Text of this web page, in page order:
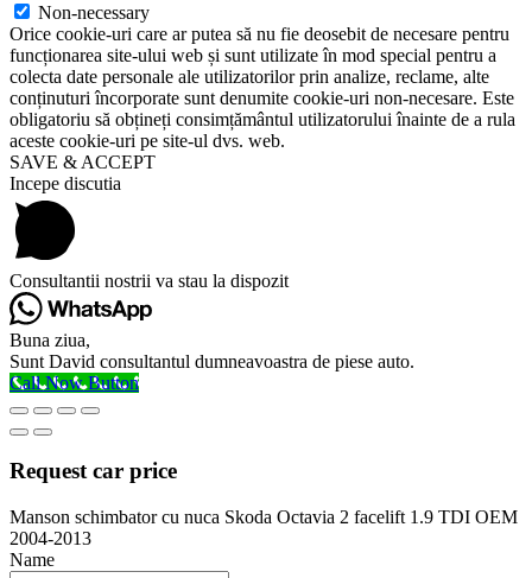
Non-necessary
Orice cookie-uri care ar putea să nu fie deosebit de necesare pentru
funcționarea site-ului web și sunt utilizate în mod special pentru a
colecta date personale ale utilizatorilor prin analize, reclame, alte
conținuturi încorporate sunt denumite cookie-uri non-necesare. Este
obligatoriu să obțineți consimțământul utilizatorului înainte de a rula
aceste cookie-uri pe site-ul dvs. web.
SAVE & ACCEPT
Incepe discutia
Consultantii nostrii va stau la dispozit
Buna ziua,
Sunt David consultantul dumneavoastra de piese auto.
Call Now Button
Request car price
Manson schimbator cu nuca Skoda Octavia 2 facelift 1.9 TDI OEM
2004-2013
Name